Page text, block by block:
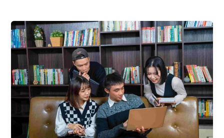
快
速
決
策
如
何
推
動
團
隊